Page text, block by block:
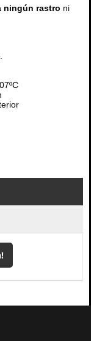
ningún rastro ni